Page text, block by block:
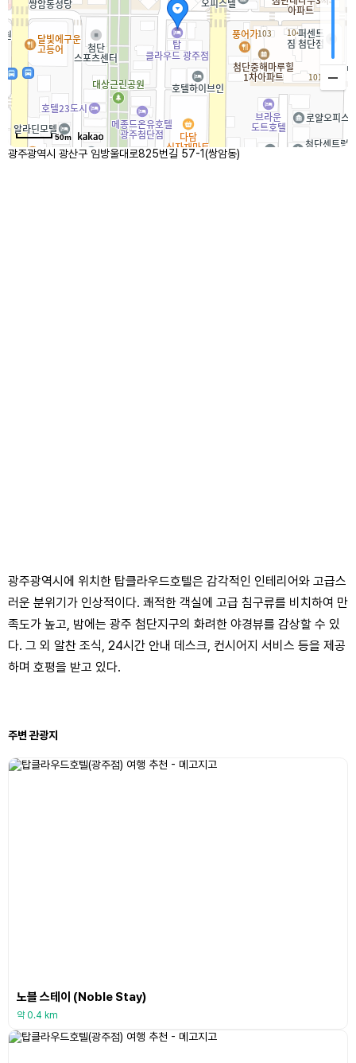
50m
광주광역시 광산구 임방울대로825번길 57-1(쌍암동)
광주광역시에 위치한 탑클라우드호텔은 감각적인 인테리어와 고급스
러운 분위기가 인상적이다. 쾌적한 객실에 고급 침구류를 비치하여 만
족도가 높고, 밤에는 광주 첨단지구의 화려한 야경뷰를 감상할 수 있
다. 그 외 알찬 조식, 24시간 안내 데스크, 컨시어지 서비스 등을 제공
하며 호평을 받고 있다.
주변 관광지
노블 스테이 (Noble Stay)
약 0.4 km